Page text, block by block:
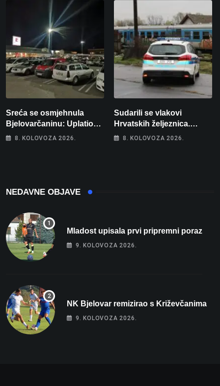
Sreća se osmjehnula
Bjelovarčaninu: Uplatio
samo 4 eura, a osvojio
8. KOLOVOZA 2026.
Sudarili se vlakovi
Hrvatskih željeznica.
Šestero osoba teško
8. KOLOVOZA 2026.
NEDAVNE OBJAVE
Mladost upisala prvi pripremni poraz
9. KOLOVOZA 2026.
NK Bjelovar remizirao s Križevčanima
9. KOLOVOZA 2026.